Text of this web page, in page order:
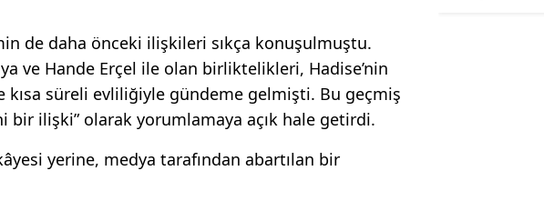
de daha önceki ilişkileri sıkça konuşulmuştu.
ve Hande Erçel ile olan birliktelikleri, Hadise’nin
kısa süreli evliliğiyle gündeme gelmişti. Bu geçmiş
bir ilişki” olarak yorumlamaya açık hale getirdi.
yerine, medya tarafından abartılan bir